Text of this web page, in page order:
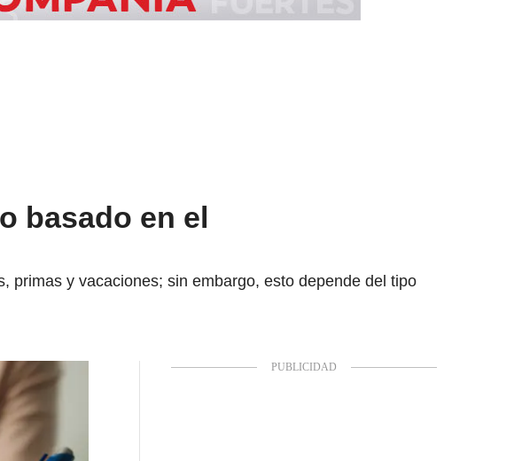
basado en el
primas y vacaciones; sin embargo, esto depende del tipo